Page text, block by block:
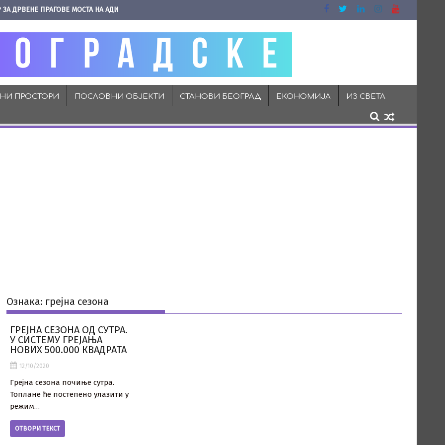
ЗА ДРВЕНЕ ПРАГОВЕ МОСТА НА АДИ
ПРОСТОРИ ПОСЛОВНИ ОБЈЕКТИ СТАНОВИ БЕОГРАД ЕКОНОМИЈА ИЗ СВЕТА
Ознака: грејна сезона
ГРЕЈНА СЕЗОНА ОД СУТРА.
У СИСТЕМУ ГРЕЈАЊА
НОВИХ 500.000 КВАДРАТА
12/10/2020
Грејна сезона почиње сутра.
Топлане ће постепено улазити у
режим…
ОТВОРИ ТЕКСТ